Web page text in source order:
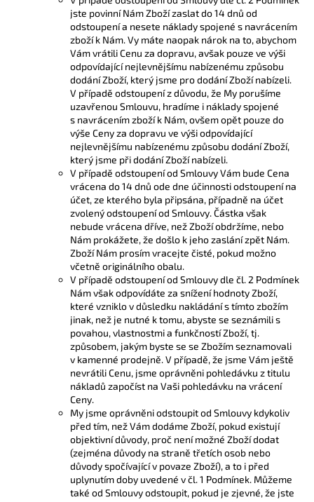
jste povinní Nám Zboží zaslat do 14 dnů od
odstoupení a nesete náklady spojené s navrácením
zboží k Nám. Vy máte naopak nárok na to, abychom
Vám vrátili Cenu za dopravu, avšak pouze ve výši
odpovídající nejlevnějšímu nabízenému způsobu
dodání Zboží, který jsme pro dodání Zboží nabízeli.
V případě odstoupení z důvodu, že My porušíme
uzavřenou Smlouvu, hradíme i náklady spojené
s navrácením zboží k Nám, ovšem opět pouze do
výše Ceny za dopravu ve výši odpovídající
nejlevnějšímu nabízenému způsobu dodání Zboží,
který jsme při dodání Zboží nabízeli.
V případě odstoupení od Smlouvy Vám bude Cena
vrácena do 14 dnů ode dne účinnosti odstoupení na
účet, ze kterého byla připsána, případně na účet
zvolený odstoupení od Smlouvy. Částka však
nebude vrácena dříve, než Zboží obdržíme, nebo
Nám prokážete, že došlo k jeho zaslání zpět Nám.
Zboží Nám prosím vracejte čisté, pokud možno
včetně originálního obalu.
V případě odstoupení od Smlouvy dle čl. 2 Podmínek
Nám však odpovídáte za snížení hodnoty Zboží,
které vzniklo v důsledku nakládání s tímto zbožím
jinak, než je nutné k tomu, abyste se seznámili s
povahou, vlastnostmi a funkčností Zboží, tj.
způsobem, jakým byste se se Zbožím seznamovali
v kamenné prodejně. V případě, že jsme Vám ještě
nevrátili Cenu, jsme oprávněni pohledávku z titulu
nákladů započíst na Vaši pohledávku na vrácení
Ceny.
My jsme oprávněni odstoupit od Smlouvy kdykoliv
před tím, než Vám dodáme Zboží, pokud existují
objektivní důvody, proč není možné Zboží dodat
(zejména důvody na straně třetích osob nebo
důvody spočívající v povaze Zboží), a to i před
uplynutím doby uvedené v čl. 1 Podmínek. Můžeme
také od Smlouvy odstoupit, pokud je zjevné, že jste